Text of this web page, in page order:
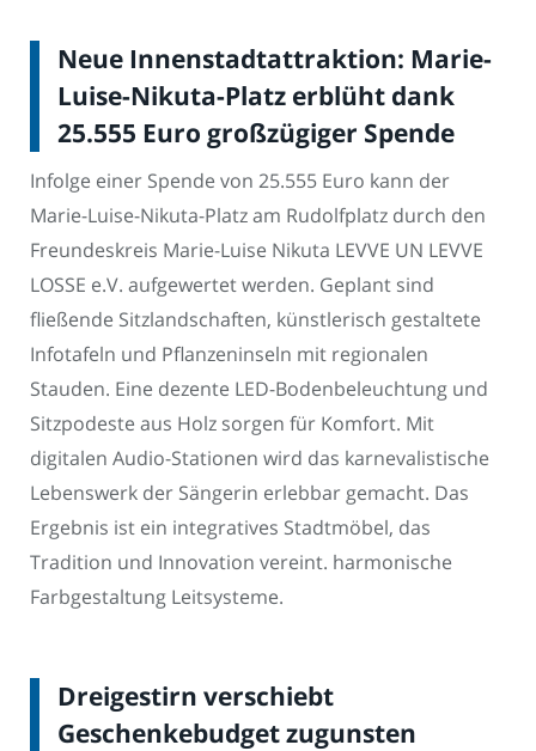
Neue Innenstadtattraktion: Marie-
Luise-Nikuta-Platz erblüht dank
25.555 Euro großzügiger Spende
Infolge einer Spende von 25.555 Euro kann der
Marie-Luise-Nikuta-Platz am Rudolfplatz durch den
Freundeskreis Marie-Luise Nikuta LEVVE UN LEVVE
LOSSE e.V. aufgewertet werden. Geplant sind
fließende Sitzlandschaften, künstlerisch gestaltete
Infotafeln und Pflanzeninseln mit regionalen
Stauden. Eine dezente LED-Bodenbeleuchtung und
Sitzpodeste aus Holz sorgen für Komfort. Mit
digitalen Audio-Stationen wird das karnevalistische
Lebenswerk der Sängerin erlebbar gemacht. Das
Ergebnis ist ein integratives Stadtmöbel, das
Tradition und Innovation vereint. harmonische
Farbgestaltung Leitsysteme.
Dreigestirn verschiebt
Geschenkebudget zugunsten